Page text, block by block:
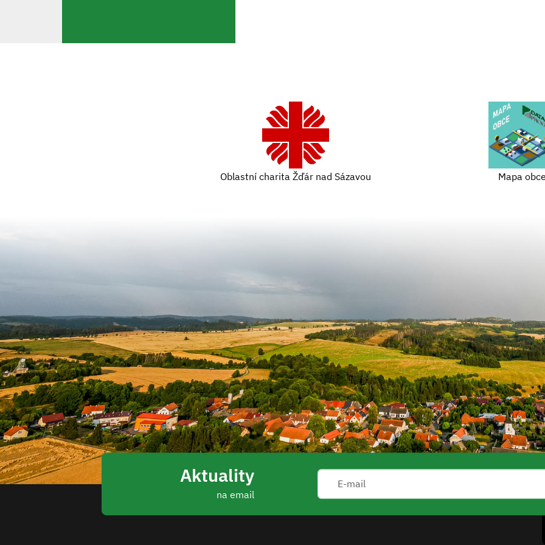
Oblastní charita Žďár nad Sázavou Mapa
Aktuality
na email